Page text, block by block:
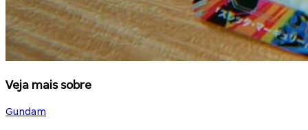
Veja mais sobre
Gundam